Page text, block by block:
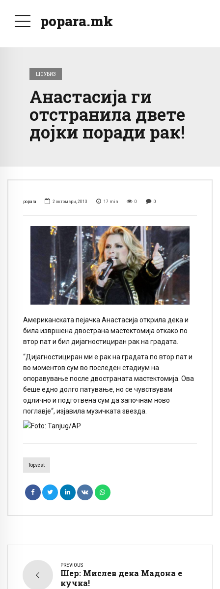
popara.mk
ШОУБИЗ
Анастасија ги
отстранила двете
дојки поради рак!
popara 2 октомври, 2013 17 min 0 0
Американската пејачка Анастасија открила дека и
била извршена двострана мастектомија откако по
втор пат и бил дијагностициран рак на градата.
“Дијагностициран ми е рак на градата по втор пат и
во моментов сум во последен стадиум на
опоравување после двостраната мастектомија. Ова
беше едно долго патување, но се чувствувам
одлично и подготвена сум да започнам ново
поглавје“, изјавила музичката ѕвезда.
Topvest
PREVIOUS
Шер: Мислев дека Мадона е
кучка!